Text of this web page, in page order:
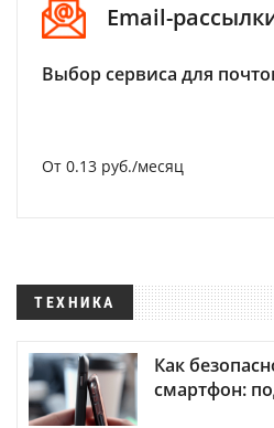
Email-
Выбор сервиса для
От 0.13 руб./месяц
ТЕХНИКА
Как
смартфон: